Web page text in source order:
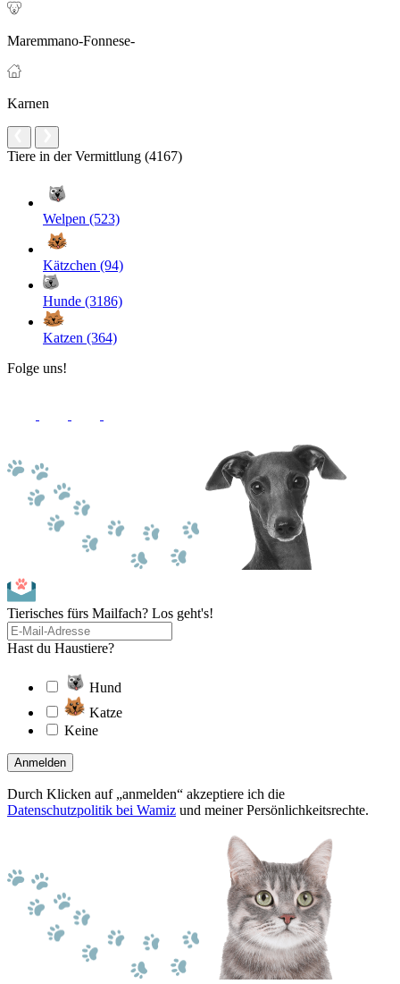
Maremmano-Fonnese-
Karnen
Tiere in der Vermittlung (4167)
Welpen (523)
Kätzchen (94)
Hunde (3186)
Katzen (364)
Folge uns!
Tierisches fürs Mailfach? Los geht's!
Hast du Haustiere?
Hund
Katze
Keine
Anmelden
Durch Klicken auf „anmelden“ akzeptiere ich die
Datenschutzpolitik bei Wamiz und meiner Persönlichkeitsrechte.